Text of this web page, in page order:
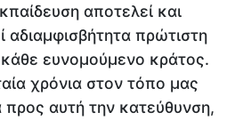
αποτελεί και
αδιαμφισβήτητα πρώτιστη
κάθε ευνομούμενο κράτος.
χρόνια στον τόπο μας
προς αυτή την κατεύθυνση,